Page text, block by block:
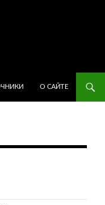
О САЙТЕ